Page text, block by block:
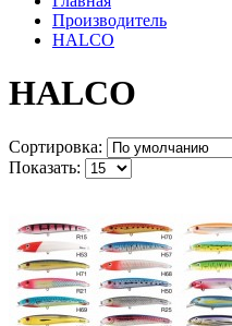
Производитель
HALCO
HALCO
Сортировка:
Показать: